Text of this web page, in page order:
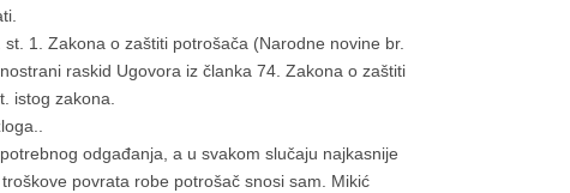
1. Zakona o zaštiti potrošača (Narodne novine br.
raskid Ugovora iz članka 74. Zakona o zaštiti
istog zakona.
odgađanja, a u svakom slučaju najkasnije
povrata robe potrošač snosi sam. Mikić